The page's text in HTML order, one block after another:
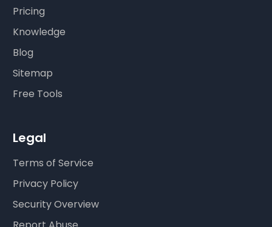
Pricing
Knowledge
Blog
Sitemap
Free Tools
Legal
Terms of Service
Privacy Policy
Security Overview